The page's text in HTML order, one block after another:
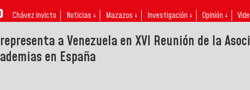
Chávez invicto Noticias ↓ Mazazos ↓ Investigación ↓ Opinión ↓
a Venezuela en XVI Reunión de la
en España